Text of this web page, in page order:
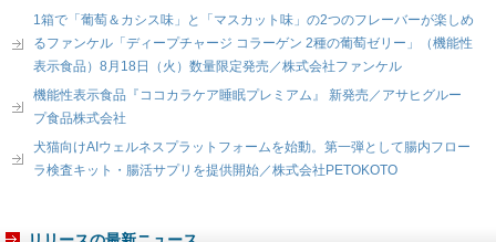
1箱で「葡萄＆カシス味」と「マスカット味」の2つのフレーバーが楽しめ
るファンケル「ディープチャージ コラーゲン 2種の葡萄ゼリー」（機能性
表示食品）8月18日（火）数量限定発売／株式会社ファンケル
機能性表示食品『ココカラケア睡眠プレミアム』 新発売／アサヒグルー
プ食品株式会社
犬猫向けAIウェルネスプラットフォームを始動。第一弾として腸内フロー
ラ検査キット・腸活サプリを提供開始／株式会社PETOKOTO